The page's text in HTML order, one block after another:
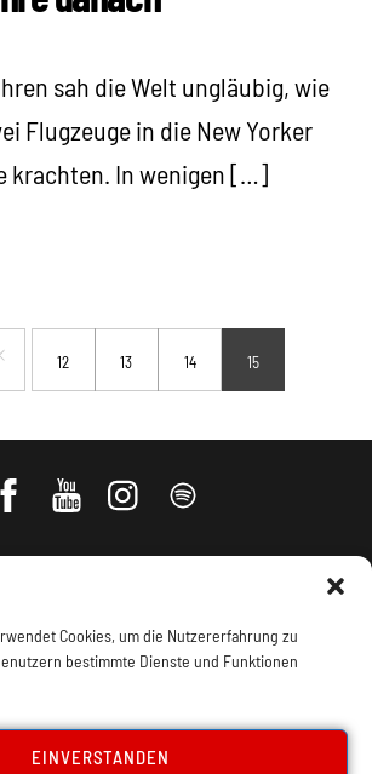
Cookies, um die Nutzererfahrung zu
bestimmte Dienste und Funktionen
EINVERSTANDEN
sah die Welt ungläubig, wie
Flugzeuge in die New Yorker
krachten. In wenigen […]
12 13 14 15
Offenlegung Cookie Policy